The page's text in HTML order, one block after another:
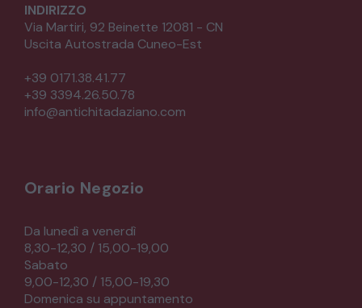
INDIRIZZO
Via Martiri, 92 Beinette 12081 - CN
Uscita Autostrada Cuneo-Est
+39 0171.38.41.77
+39 3394.26.50.78
info@antichitadaziano.com
Orario Negozio
Da lunedì a venerdì
8,30-12,30 / 15,00-19,00
Sabato
9,00-12,30 / 15,00-19,30
Domenica su appuntamento